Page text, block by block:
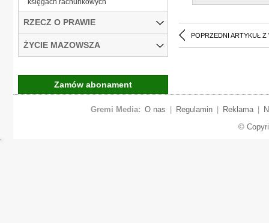
POPRZEDNI ARTYKUŁ Z
RZECZ O PRAWIE
ŻYCIE MAZOWSZA
Zamów abonament
Gremi Media: O nas Regulamin Reklama
©